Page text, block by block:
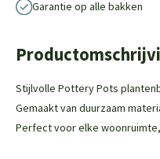
Garantie op alle bakken
Stijlvolle Pottery Pots
Gemaakt van duurzaam
Perfect voor elke